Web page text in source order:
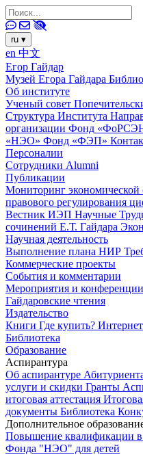
ru ▾
en 中文
Егор Гайдар
Музей Егора Гайдара
Об институте
Ученый совет
Структура Института
организации Фонд
«НЭО» Фонд «ФЭП»
Персоналии
Сотрудники Alumni
Публикации
Мониторинг экономической
правового регулирования
Вестник ИЭП Научные
сочинений Е.Т. Гайдара
Научная деятельность
Выполнение плана НИР
Коммерческие проекты
События и комментарии
Мероприятия и конференции
Гайдаровские чтения
Издательство
Книги Где купить?
Библиотека
Образование
Аспирантура
Об аспирантуре
услуги и скидки Гранты
итоговая аттестация
документы Библиотека
Дополнительное
Повышение квалификации в
Фонда "НЭО" для детей